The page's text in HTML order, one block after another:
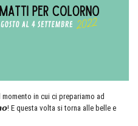
in cui ci prepariamo ad
E questa volta si torna alle belle e